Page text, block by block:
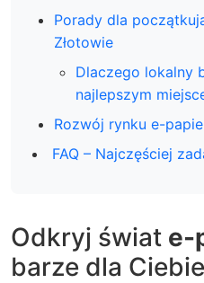
Porady dla
Złotowie
Dlaczego lokalny
najlepszym
Rozwój rynku e-
FAQ – Najczęściej
Odkryj świat e-
barze dla